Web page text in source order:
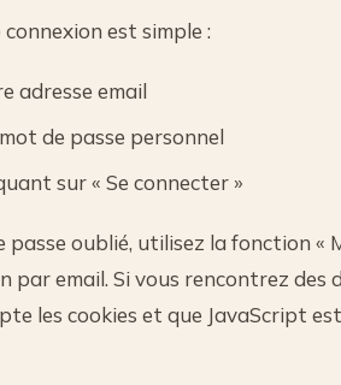
est simple :
adresse email
de passe personnel
sur « Se connecter »
passe oublié, utilisez la fonction «
par email. Si vous rencontrez des
les cookies et que JavaScript